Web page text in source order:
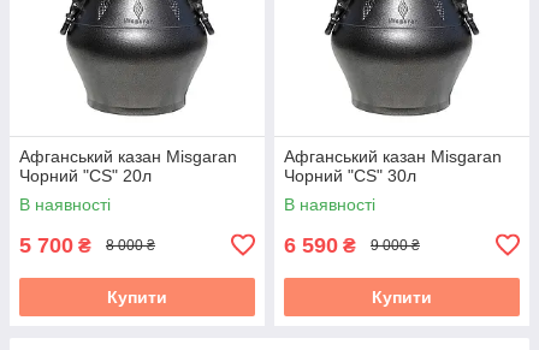
Афганський казан Misgaran
Чорний "CS" 20л
В наявності
5 700 ₴ 8 000 ₴
Купити
Афганський казан Misgaran
Чорний "CS" 30л
В наявності
6 590 ₴ 9 000 ₴
Купити